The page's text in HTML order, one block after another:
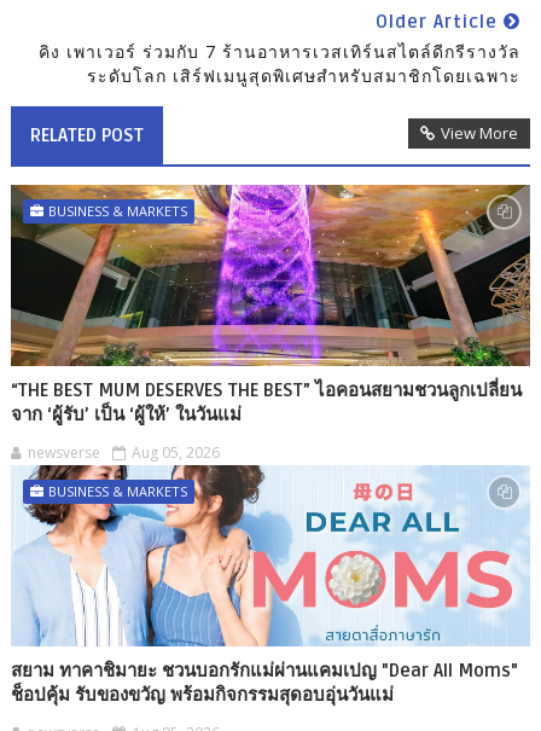
Older Article
คิง เพาเวอร์ ร่วมกับ 7 ร้านอาหารเวสเทิร์นสไตล์ดีกรีรางวัล
ระดับโลก เสิร์ฟเมนูสุดพิเศษสำหรับสมาชิกโดยเฉพาะ
RELATED POST View More
BUSINESS & MARKETS
“THE BEST MUM DESERVES THE BEST” ไอคอนสยามชวนลูกเปลี่ยน
จาก ‘ผู้รับ’ เป็น ‘ผู้ให้’ ในวันแม่
newsverse Aug 05, 2026
BUSINESS & MARKETS
สยาม ทาคาชิมายะ ชวนบอกรักแม่ผ่านแคมเปญ "Dear All Moms"
ช็อปคุ้ม รับของขวัญ พร้อมกิจกรรมสุดอบอุ่นวันแม่